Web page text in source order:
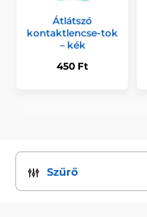
Átlátszó
kontaktlencse-tok
– kék
450 Ft
Szűrő